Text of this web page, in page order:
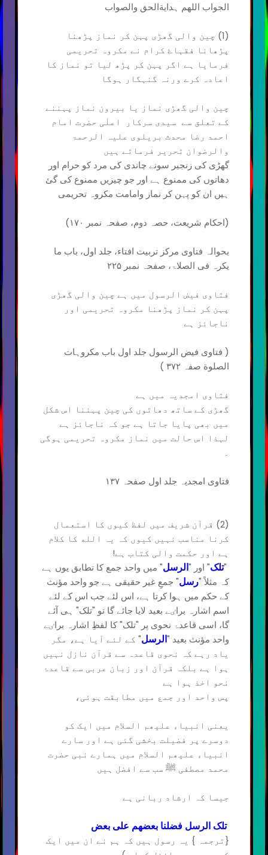
الجواب اللھم ہدایةالحق والصواب
(1) چین والی گھڑی پہن کر نماز پڑھنا
پڑھانا فقہاۓ کرام نے مکروہ تحریمی
فرمایا ہے اگر پہن کر پڑھ لیا تو نماز کا
اعادہ کرے ورنہ گنہگار ہوگا
چین والی گھڑی نماز یا بیرون نماز پہننے
کے تعلق سے سیدی سرکار اعلٰی حضرت امام
احمد رضا محدث بریلوی علیہ الرحمۃ
والرضوان تحریر فرماتے ہیں
گھڑی کی زنجیر سونے چاندی کی مرد کو حرام اور
دھاتوں کی ممنوع ہے اور جو چیزیں ممنوع کی گئ
ہیں ان کو پہن کر نماز وامامت مکروہ تحریمی
(احکام شریعت، حصہ دوم، صفحہ نمبر ۱۷۰)
بحوالہ فتاوی مرکز تربیت افتاء، جلد اول، باب ما
یکرہ فی الصلاۃ، صفحہ نمبر ۲۲۵
فتاوی فیض الرسول میں ہے چین والی گھڑی
پہن کر نماز پڑھنا مکروہ تحریمی اور
ناجائز ہے
( فتاوی فیض الرسول جلد اول باب مکروہات
الصلوة صفہ ۳۷۲ )
فتاوی امجدیہ میں ہے
گھڑی کے ساتھ دھاتوں کی چین پہننا اس شکل
میں بھی پایا جاتا ہے جو کہ ناجائز ہے
لہذا اس حالت میں نماز مکروہ تحریمی ہوگی
۔
فتاوی امجدیہ جلد اول صفحہ ۱۳۷
(2) قرآن شریف میں لفظ کیوں کا استعمال
کرنا مناسب نہیں کیوں کہ یہ الله کا کلام
ہے اور حکمت والی کتاب ہے!
"تلک" اور " الرسل" میں واحد جمع کا تطابق یوں ہے
کہ مثلاً "رسل" جمعِ غیر حقیقی ہے جو واحد مؤنث
کے حکم میں ہوا کرتا ہے، اس لئے جب اس کے لئے
اسم اشارہ براٸے بعید لایا جائے گا تو "تلک" ہی آئے
گا، اسی قاعدۂ نحوی پر "تلک" کا لفظِ اشارہ براٸے
واحد مؤنث بعید " الرسل" کے لئے آیا ہے، مگر
یاد رہے کہ نحوی قاعدہ سے قرآن نازل نہیں
ہوا ہے بلکہ قرآن اور زبان عربی سے قاعدۂ
نحو اخذ ہوا ہے
پس واحد اور جمع میں مطابقت ہوئی،
یعنی انبیاء علیھم السلام میں ایک کو
دوسرے پر فضیلت بخشی گئی ہے اور سارے
انبیاء علیھم السلام میں ہمارے نبی حضرت
محمد مصطفی ﷺ سب سے افضل ہیں
جیسا کہ ارشاد ربانی ہے
تلک الرسل فضلنا بعضھم علی بعض
{ترجمہ } یہ رسول ہیں کہ ہم نے ان میں ایک